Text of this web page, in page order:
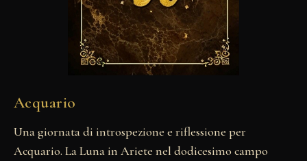
Acquario
Una giornata di introspezione e riflessione per
Acquario. La Luna in Ariete nel dodicesimo campo